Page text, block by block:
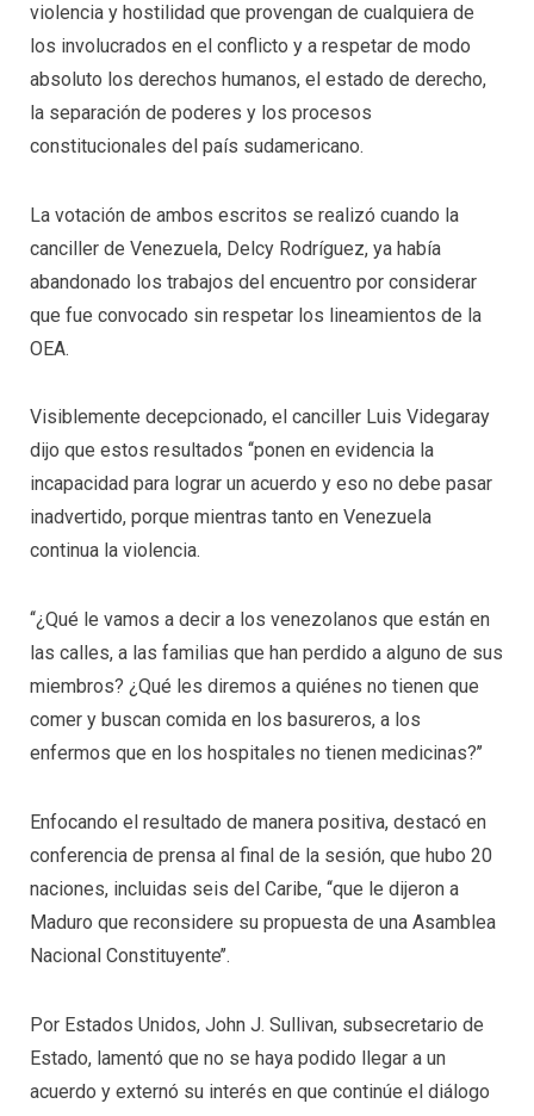
violencia y hostilidad que provengan de cualquiera de
los involucrados en el conflicto y a respetar de modo
absoluto los derechos humanos, el estado de derecho,
la separación de poderes y los procesos
constitucionales del país sudamericano.
La votación de ambos escritos se realizó cuando la
canciller de Venezuela, Delcy Rodríguez, ya había
abandonado los trabajos del encuentro por considerar
que fue convocado sin respetar los lineamientos de la
OEA.
Visiblemente decepcionado, el canciller Luis Videgaray
dijo que estos resultados ‘‘ponen en evidencia la
incapacidad para lograr un acuerdo y eso no debe pasar
inadvertido, porque mientras tanto en Venezuela
continua la violencia.
‘‘¿Qué le vamos a decir a los venezolanos que están en
las calles, a las familias que han perdido a alguno de sus
miembros? ¿Qué les diremos a quiénes no tienen que
comer y buscan comida en los basureros, a los
enfermos que en los hospitales no tienen medicinas?’’
Enfocando el resultado de manera positiva, destacó en
conferencia de prensa al final de la sesión, que hubo 20
naciones, incluidas seis del Caribe, ‘‘que le dijeron a
Maduro que reconsidere su propuesta de una Asamblea
Nacional Constituyente’’.
Por Estados Unidos, John J. Sullivan, subsecretario de
Estado, lamentó que no se haya podido llegar a un
acuerdo y externó su interés en que continúe el diálogo